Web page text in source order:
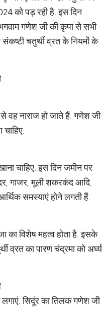
को पड़ रही है. इस दिन
गणेश जी की कृपा से सभी
चतुर्थी व्रत के नियमों के
वह नाराज हो जाते हैं. गणेश जी
चाहिए. इस दिन जमीन पर
गाजर, मूली शकरकंद आदि.
समस्याएं होने लगती हैं.
का विशेष महत्व होता है. इसके
व्रत का पारण चंद्रमा को अर्घ्य
सिदूंर का तिलक गणेश जी